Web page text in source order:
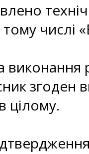
тому
виконання
згоден
цілому.